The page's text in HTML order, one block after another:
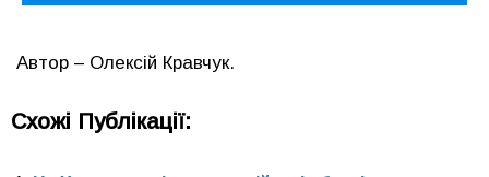
Автор – Олексій Кравчук.
Схожі Публікації: